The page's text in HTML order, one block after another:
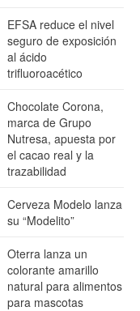
EFSA reduce el nivel
seguro de exposición
al ácido
trifluoroacético
Chocolate Corona,
marca de Grupo
Nutresa, apuesta por
el cacao real y la
trazabilidad
Cerveza Modelo lanza
su “Modelito”
Oterra lanza un
colorante amarillo
natural para alimentos
para mascotas